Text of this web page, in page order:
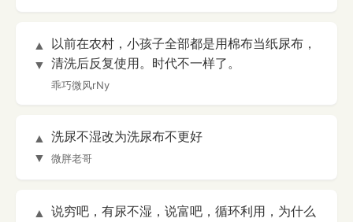
▲
▼
以前在农村，小孩子全部都是用棉布当纸尿布，
清洗后反复使用。时代不一样了。
乖巧微风rNy
▲
▼
洗尿不湿改为洗尿布不更好
微胖老哥
▲
说穷吧，有尿不湿，说富吧，循环利用，为什么